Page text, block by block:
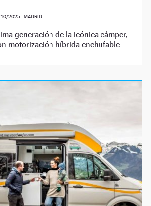
10/2025| MADRID
generación de la icónica cámper,
motorización híbrida enchufable.